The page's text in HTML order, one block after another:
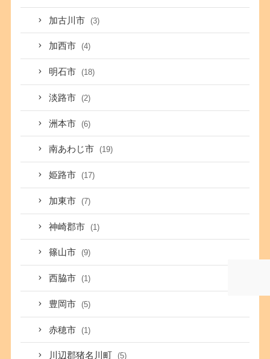
加古川市 (3)
加西市 (4)
明石市 (18)
淡路市 (2)
洲本市 (6)
南あわじ市 (19)
姫路市 (17)
加東市 (7)
神崎郡市 (1)
篠山市 (9)
西脇市 (1)
豊岡市 (5)
赤穂市 (1)
川辺郡猪名川町 (5)